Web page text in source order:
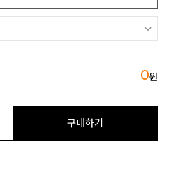
0원
구매하기